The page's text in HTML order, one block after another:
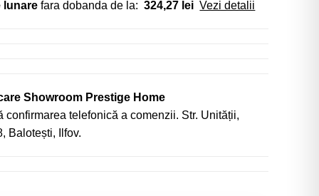
lunare fara dobanda de la: 324,27 lei Vezi detalii
Showroom Prestige Home
confirmarea telefonică a comenzii. Str. Unității,
Balotești, Ilfov.